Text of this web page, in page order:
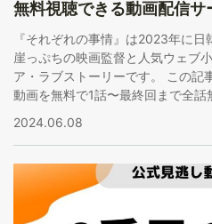
無料視聴できる動画配信サ
『それぞれの事情』は2023年に日
崖っぷちの映画監督と人気ウェブ
ア・ラブストーリーです。 この記
動画を無料で1話〜最終回まで全
2024.06.08